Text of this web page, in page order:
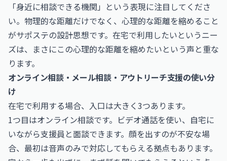
「身近に相談できる機関」という表現に注目してくださ
い。物理的な距離だけでなく、心理的な距離を縮めること
がサポステの設計思想です。在宅で利用したいというニー
ズは、まさにこの心理的な距離を縮めたいという声と重な
ります。
オンライン相談・メール相談・アウトリーチ支援の使い分
け
在宅で利用する場合、入口は大きく3つあります。
1つ目はオンライン相談です。ビデオ通話を使い、自宅に
いながら支援員と面談できます。顔を出すのが不安な場
合、最初は音声のみで対応してもらえる拠点もあります。